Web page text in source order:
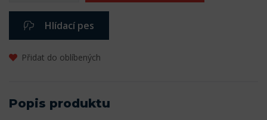
Hlídací pes
Přidat do oblíbených
Popis produktu